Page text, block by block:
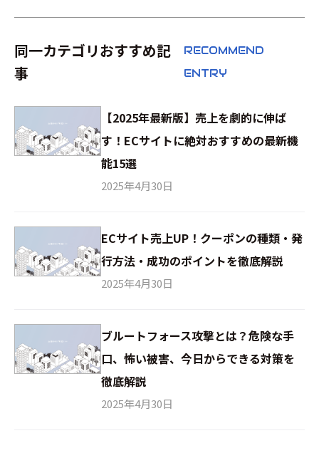
同一カテゴリおすすめ記
事
RECOMMEND
ENTRY
【2025年最新版】売上を劇的に伸ば
す！ECサイトに絶対おすすめの最新機
能15選
2025年4月30日
ECサイト売上UP！クーポンの種類・発
行方法・成功のポイントを徹底解説
2025年4月30日
ブルートフォース攻撃とは？危険な手
口、怖い被害、今日からできる対策を
徹底解説
2025年4月30日